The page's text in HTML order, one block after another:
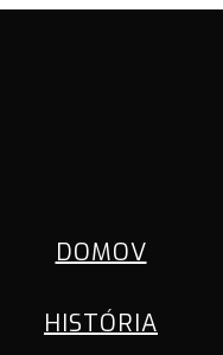
DOMOV
HISTÓRIA